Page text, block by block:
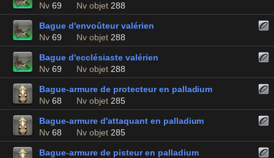
Nv 69 Nv objet 288
Bague d'envoûteur valérien
Nv 69 Nv objet 288
Bague d'ecclésiaste valérien
Nv 69 Nv objet 288
Bague-armure de protecteur en palladium
Nv 68 Nv objet 285
Bague-armure d'attaquant en palladium
Nv 68 Nv objet 285
Bague-armure de pisteur en palladium